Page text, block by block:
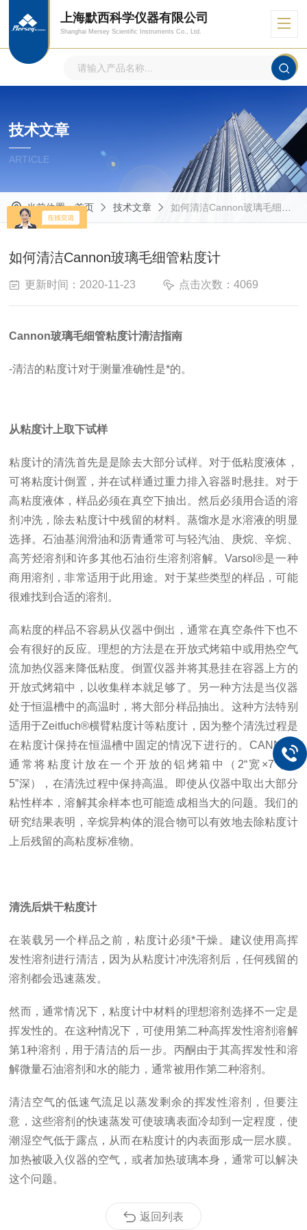
上海默西科学仪器有限公司
Shanghai Mersey Scientific Instruments Co., Ltd.
技术文章
ARTICLE
当前位置：首页 技术文章 如何清洁Cannon玻璃毛细管粘度计
如何清洁Cannon玻璃毛细管粘度计
更新时间：2020-11-23 点击次数：4069
Cannon玻璃毛细管粘度计清洁指南
-清洁的粘度计对于测量准确性是*的。
从粘度计上取下试样
粘度计的清洗首先是是除去大部分试样。对于低粘度液体，
可将粘度计倒置，并在试样通过重力排入容器时悬挂。对于
高粘度液体，样品必须在真空下抽出。然后必须用合适的溶
剂冲洗，除去粘度计中残留的材料。蒸馏水是水溶液的明显
选择。石油基润滑油和沥青通常可与轻汽油、庚烷、辛烷、
高芳烃溶剂和许多其他石油衍生溶剂溶解。Varsol®是一种
商用溶剂，非常适用于此用途。对于某些类型的样品，可能
很难找到合适的溶剂。
高粘度的样品不容易从仪器中倒出，通常在真空条件下也不
会有很好的反应。理想的方法是在开放式烤箱中或用热空气
流加热仪器来降低粘度。倒置仪器并将其悬挂在容器上方的
开放式烤箱中，以收集样本就足够了。另一种方法是当仪器
处于恒温槽中的高温时，将大部分样品抽出。这种方法特别
适用于Zeitfuch®横臂粘度计等粘度计，因为整个清洗过程是
在粘度计保持在恒温槽中固定的情况下进行的。CANNON
通常将粘度计放在一个开放的铝烤箱中（2“宽×7”长×
5”深），在清洗过程中保持高温。即使从仪器中取出大部分
粘性样本，溶解其余样本也可能造成相当大的问题。我们的
研究结果表明，辛烷异构体的混合物可以有效地去除粘度计
上后残留的高粘度标准物。
清洗后烘干粘度计
在装载另一个样品之前，粘度计必须*干燥。建议使用高挥
发性溶剂进行清洁，因为从粘度计冲洗溶剂后，任何残留的
溶剂都会迅速蒸发。
然而，通常情况下，粘度计中材料的理想溶剂选择不一定是
挥发性的。在这种情况下，可使用第二种高挥发性溶剂溶解
第1种溶剂，用于清洁的后一步。丙酮由于其高挥发性和溶
解微量石油溶剂和水的能力，通常被用作第二种溶剂。
清洁空气的低速气流足以蒸发剩余的挥发性溶剂，但要注
意，这些溶剂的快速蒸发可使玻璃表面冷却到一定程度，使
潮湿空气低于露点，从而在粘度计的内表面形成一层水膜。
加热被吸入仪器的空气，或者加热玻璃本身，通常可以解决
这个问题。
返回列表